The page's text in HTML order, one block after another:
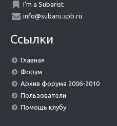
I'm a Subarist
info@subaru.spb.ru
Ссылки
Главная
Форум
Архив форума 2006-2010
Пользователи
Помощь клубу